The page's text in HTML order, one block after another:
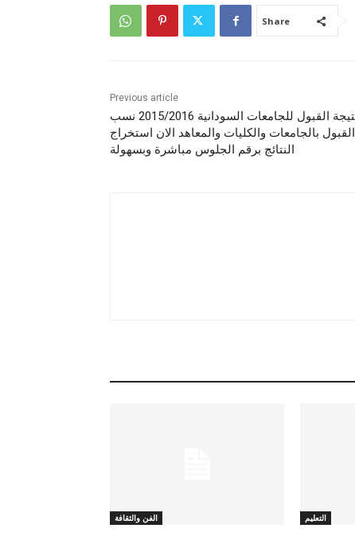
Share
Previous article
نتيجة القبول للجامعات السودانية 2015/2016 نسب
القبول بالجامعات والكليات والمعاهد الان استخراج
النتائج برقم الجلوس مباشرة وبسهولة
التعليم الفن والثقافة